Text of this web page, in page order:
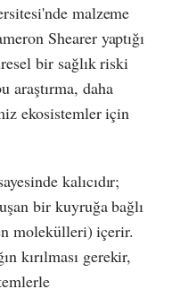
malzeme
Shearer yaptığı
bir sağlık riski
araştırma, daha
ekosistemler için
kalıcıdır;
bir kuyruğa bağlı
molekülleri) içerir.
kırılması gerekir,